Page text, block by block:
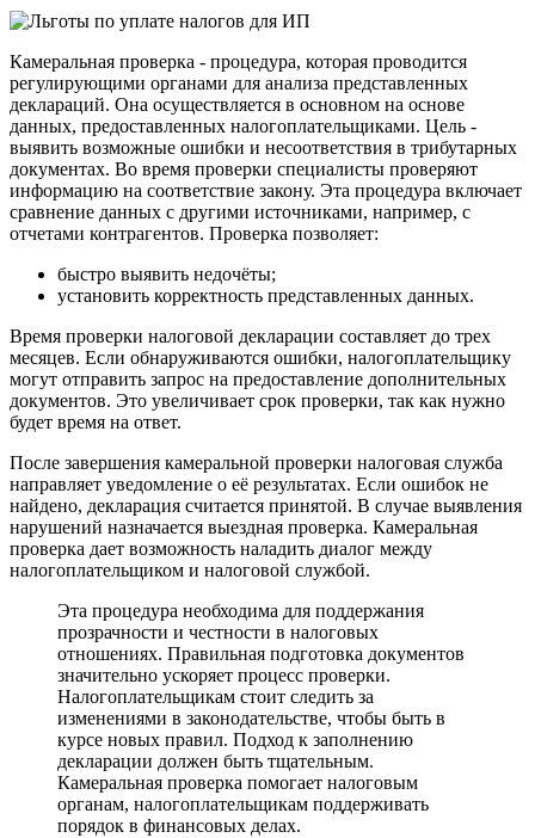
Камеральная проверка - процедура, которая проводится
регулирующими органами для анализа представленных
деклараций. Она осуществляется в основном на основе
данных, предоставленных налогоплательщиками. Цель -
выявить возможные ошибки и несоответствия в трибутарных
документах. Во время проверки специалисты проверяют
информацию на соответствие закону. Эта процедура включает
сравнение данных с другими источниками, например, с
отчетами контрагентов. Проверка позволяет:
быстро выявить недочёты;
установить корректность представленных данных.
Время проверки налоговой декларации составляет до трех
месяцев. Если обнаруживаются ошибки, налогоплательщику
могут отправить запрос на предоставление дополнительных
документов. Это увеличивает срок проверки, так как нужно
будет время на ответ.
После завершения камеральной проверки налоговая служба
направляет уведомление о её результатах. Если ошибок не
найдено, декларация считается принятой. В случае выявления
нарушений назначается выездная проверка. Камеральная
проверка дает возможность наладить диалог между
налогоплательщиком и налоговой службой.
Эта процедура необходима для поддержания
прозрачности и честности в налоговых
отношениях. Правильная подготовка документов
значительно ускоряет процесс проверки.
Налогоплательщикам стоит следить за
изменениями в законодательстве, чтобы быть в
курсе новых правил. Подход к заполнению
декларации должен быть тщательным.
Камеральная проверка помогает налоговым
органам, налогоплательщикам поддерживать
порядок в финансовых делах.